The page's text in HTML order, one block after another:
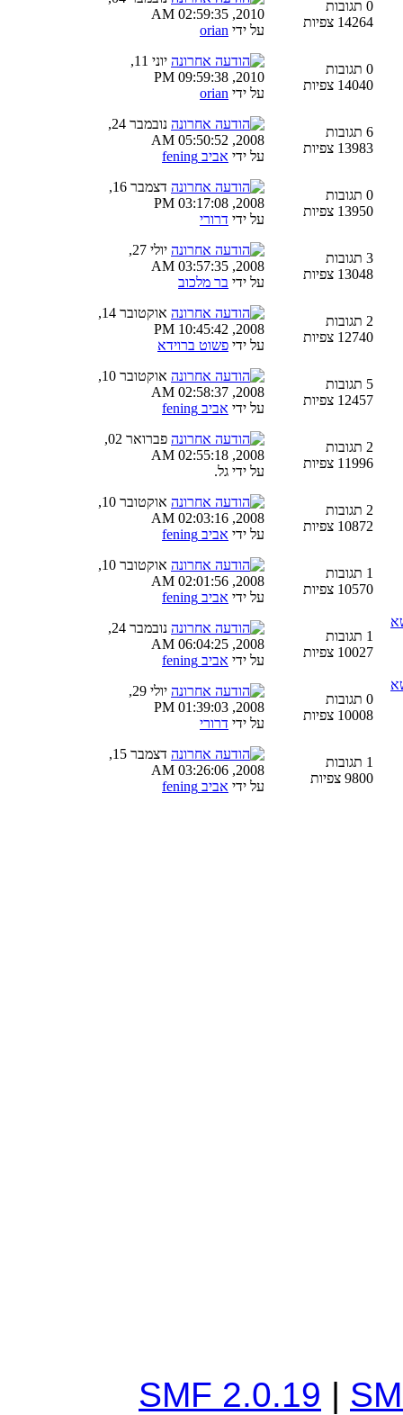
0 תגובות
14264 צפיות
2010, 02:59:35 AM
על ידי orian
0 תגובות
14040 צפיות
יוני 11,
2010, 09:59:38 PM
על ידי orian
6 תגובות
13983 צפיות
נובמבר 24,
2008, 05:50:52 AM
על ידי אביב fening
0 תגובות
13950 צפיות
דצמבר 16,
2008, 03:17:08 PM
על ידי דרורי
3 תגובות
13048 צפיות
יולי 27,
2008, 03:57:35 AM
על ידי בר מלכוב
2 תגובות
12740 צפיות
אוקטובר 14,
2008, 10:45:42 PM
על ידי פשוט ברוידא
5 תגובות
12457 צפיות
אוקטובר 10,
2008, 02:58:37 AM
על ידי אביב fening
2 תגובות
11996 צפיות
פברואר 02,
2008, 02:55:18 AM
על ידי גל.
2 תגובות
10872 צפיות
אוקטובר 10,
2008, 02:03:16 AM
על ידי אביב fening
1 תגובות
10570 צפיות
אוקטובר 10,
2008, 02:01:56 AM
על ידי אביב fening
1 תגובות
10027 צפיות
נובמבר 24,
2008, 06:04:25 AM
על ידי אביב fening
0 תגובות
10008 צפיות
יולי 29,
2008, 01:39:03 PM
על ידי דרורי
1 תגובות
9800 צפיות
דצמבר 15,
2008, 03:26:06 AM
על ידי אביב fening
SMF 2.0.19 |